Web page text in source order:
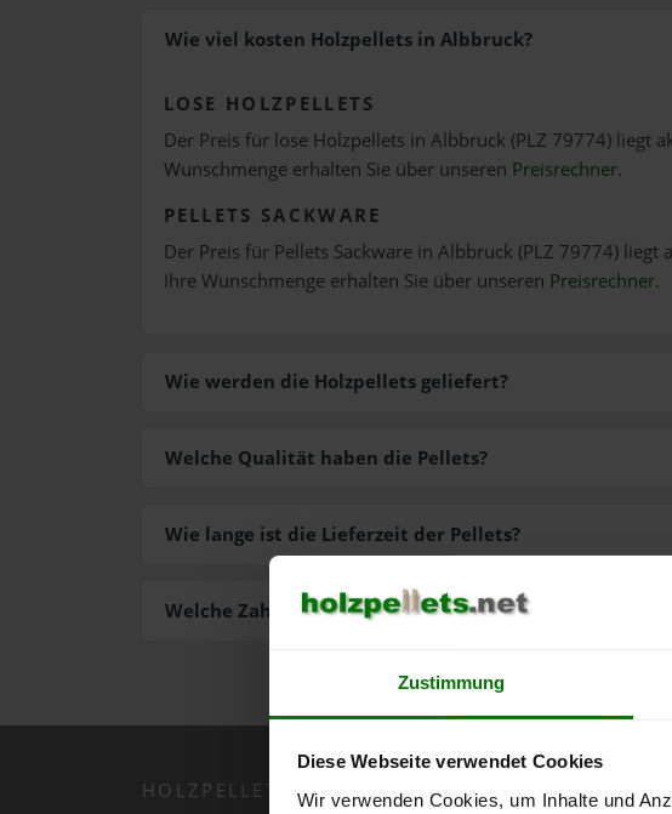
Zustimmung
Diese Webseite verwendet Cookies
Wir verwenden Cookies, um Inhalte und
Wie viel kosten Holzpellets in Albbruck?
LOSE HOLZPELLETS
Der Preis für lose Holzpellets in Albbruck (PLZ 79774) liegt
Wunschmenge erhalten Sie über unseren Preisrechner.
PELLETS SACKWARE
Der Preis für Pellets Sackware in Albbruck (PLZ 79774) liegt
Ihre Wunschmenge erhalten Sie über unseren Preisrechner.
Wie werden die Holzpellets geliefert?
Welche Zahlungsarten gibt es?
Welche Qualität haben die Pellets?
Wie lange ist die Lieferzeit der Pellets?
HOLZPELLETS.NET APP